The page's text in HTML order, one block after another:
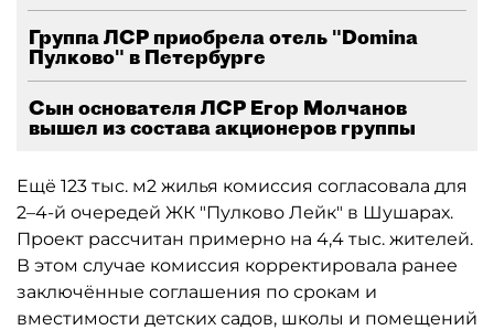
Группа ЛСР приобрела отель "Domina
Пулково" в Петербурге
Сын основателя ЛСР Егор Молчанов
вышел из состава акционеров группы
Ещё 123 тыс. м2 жилья комиссия согласовала для
2–4-й очередей ЖК "Пулково Лейк" в Шушарах.
Проект рассчитан примерно на 4,4 тыс. жителей.
В этом случае комиссия корректировала ранее
заключённые соглашения по срокам и
вместимости детских садов, школы и помещений